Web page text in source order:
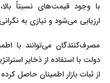
با وجود قیمت‌های نسبتاً
ارزیابی می‌شود و نیازی به
مصرف‌کنندگان می‌توانند با
دولت با استفاده از ذخایر
از ثبات بازار اطمینان حاصل